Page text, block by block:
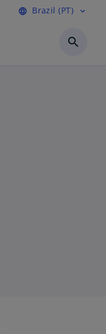
language Brazil (PT) expand_more
search